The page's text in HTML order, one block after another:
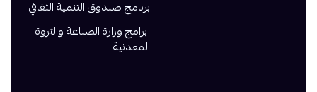
برنامج صندوق التنمية الثقافي
برامج وزارة الصناعة والثروة
المعدنية